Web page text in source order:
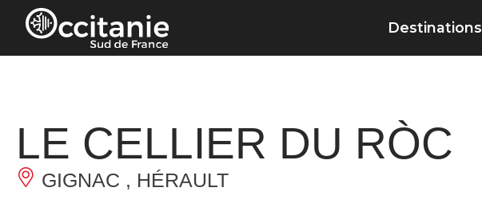
Panneau de gestion des cookies
Destinations
LE CELLIER DU RÒC
GIGNAC , HÉRAULT